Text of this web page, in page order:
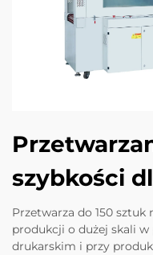
szybkości
Przetwarza do 150
produkcji o dużej skali
drukarskim i przy